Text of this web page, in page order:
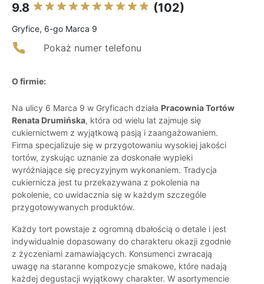
9.8 (102)
Gryfice, 6-go Marca 9
Pokaż numer telefonu
O firmie:
Na ulicy 6 Marca 9 w Gryficach działa Pracownia Tortów
Renata Drumińska, która od wielu lat zajmuje się
cukiernictwem z wyjątkową pasją i zaangażowaniem.
Firma specjalizuje się w przygotowaniu wysokiej jakości
tortów, zyskując uznanie za doskonałe wypieki
wyróżniające się precyzyjnym wykonaniem. Tradycja
cukiernicza jest tu przekazywana z pokolenia na
pokolenie, co uwidacznia się w każdym szczególe
przygotowywanych produktów.
Każdy tort powstaje z ogromną dbałością o detale i jest
indywidualnie dopasowany do charakteru okazji zgodnie
z życzeniami zamawiających. Konsumenci zwracają
uwagę na staranne kompozycje smakowe, które nadają
każdej degustacji wyjątkowy charakter. W asortymencie